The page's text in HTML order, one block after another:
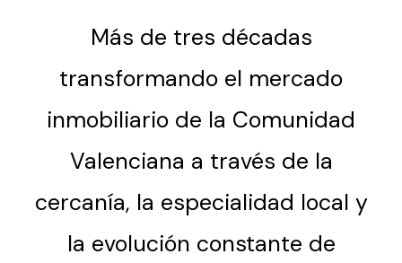
Más de tres décadas
transformando el mercado
inmobiliario de la Comunidad
Valenciana a través de la
cercanía, la especialidad local y
la evolución constante de